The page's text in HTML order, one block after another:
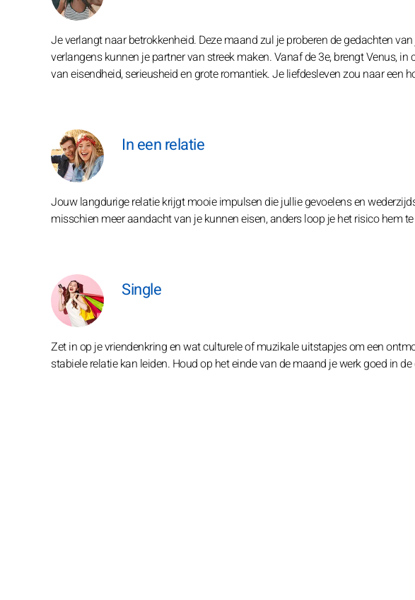
Je verlangt naar betrokkenheid. Deze maand zul je proberen de gedachten
verlangens kunnen je partner van streek maken. Vanaf de 3e, brengt Venus,
van eisendheid, serieusheid en grote romantiek. Je liefdesleven zou naar een
In een relatie
Jouw langdurige relatie krijgt mooie impulsen die jullie gevoelens en
misschien meer aandacht van je kunnen eisen, anders loop je het risico hem
Single
Zet in op je vriendenkring en wat culturele of muzikale uitstapjes om een
stabiele relatie kan leiden. Houd op het einde van de maand je werk goed in